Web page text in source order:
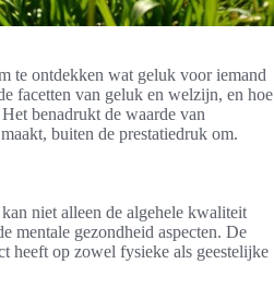
te ontdekken wat geluk voor iemand
facetten van geluk en welzijn, en hoe
benadrukt de waarde van
buiten de prestatiedruk om.
niet alleen de algehele kwaliteit
mentale gezondheid aspecten. De
heeft op zowel fysieke als geestelijke